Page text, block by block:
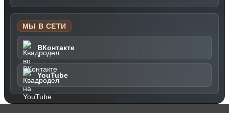
МЫ В СЕТИ
ВКонтакте
YouTube